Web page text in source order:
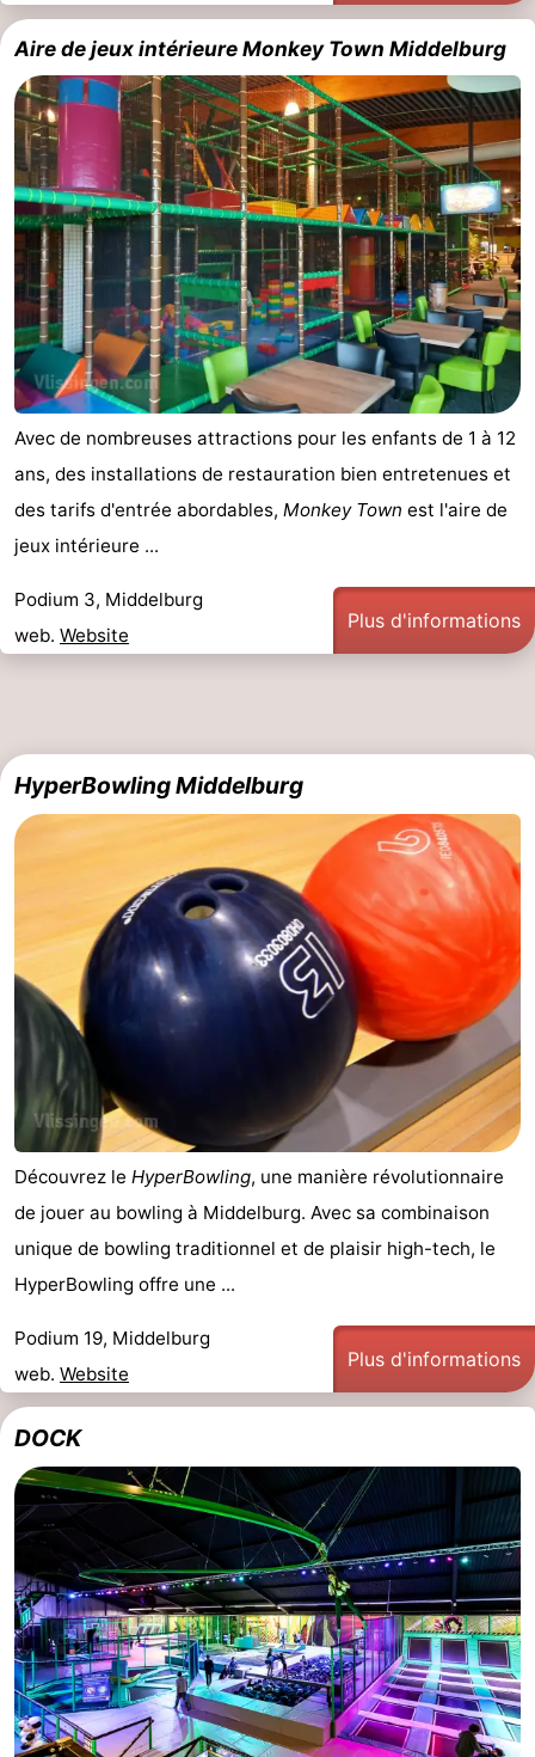
Ferry
Stationnement
Adresses
Médicales
Région
Zeeland
Schouwen-
Duiveland
-
Renesse
-
Brouwershaven
-
Zierikzee
-
van
Schouwen
Veere
-
Nature
-
Nature
de
Mantelingen
Domburg
Westkapelle
Zoutelande
-
Nature
Walcherse
-
Dishoek
-
Middelburg
Zeeuws-
Nieuwvliet
-
Sluis
-
Cadzand
-
Nature
Het
Zwin
Météo
Contact
Aire de jeux intérieure Monkey Town Middelburg
Avec de nombreuses attractions pour les enfants de 1 à 12
ans, des installations de restauration bien entretenues et
des tarifs d'entrée abordables, Monkey Town est l'aire de
jeux intérieure ...
Podium 3, Middelburg
web. Website
Plus d'informations
HyperBowling Middelburg
Découvrez le HyperBowling, une manière révolutionnaire
de jouer au bowling à Middelburg. Avec sa combinaison
unique de bowling traditionnel et de plaisir high-tech, le
HyperBowling offre une ...
Podium 19, Middelburg
web. Website
Plus d'informations
DOCK